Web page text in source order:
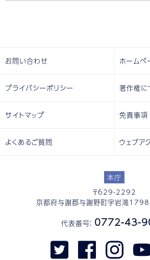
本庁
〒629-2292
京都府与謝郡与謝野町字岩滝
代表番号： 0772-43-
お問い合わせ ホームペ
プライバシーポリシー 著作権に
サイトマップ 免責事項
よくあるご質問 ウェブア